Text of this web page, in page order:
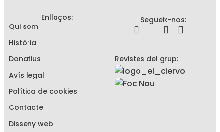
Enllaços:
Qui som
Història
Donatius
Avís legal
Política de cookies
Contacte
Disseny web
Segueix-nos:
Revistes del grup: